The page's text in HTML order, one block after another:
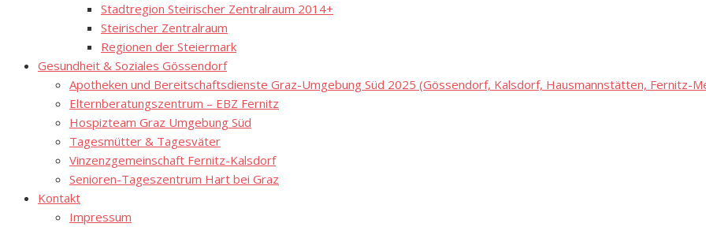
Stadtregion Steirischer Zentralraum 2014+
Steirischer Zentralraum
Regionen der Steiermark
Gesundheit & Soziales Gössendorf
Apotheken und Bereitschaftsdienste Graz-Umgebung Süd 2025 (Gössendorf, Kalsdorf, Hausmannstätten, Fernitz-
Elternberatungszentrum – EBZ Fernitz
Hospizteam Graz Umgebung Süd
Tagesmütter & Tagesväter
Vinzenzgemeinschaft Fernitz-Kalsdorf
Senioren-Tageszentrum Hart bei Graz
Kontakt
Impressum